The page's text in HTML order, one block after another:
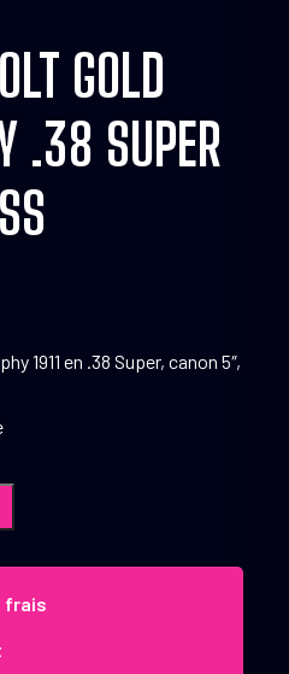
GOLD
.38 SUPER
1911 en .38 Super, canon 5″,
frais